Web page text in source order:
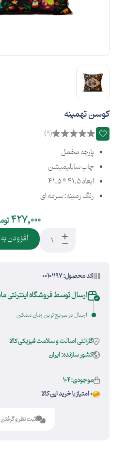
کوسن تهمینه
(9)
پارچه مخمل
چاپ سابلیمیشن
ابعاد 41.5 * 41.5
رنگ زمینه: سرمه ای
427,000
افزودن
کد محصول: 00101197
ارسال توسط فروشگاه اینترنتی
ارسال در سریع ترین زمان ممکن
گارانتی اصالت و سلامت فیزیکی کالا
کشور سازنده: ایران
موجودی:104
0 امتیاز با خرید این کالا
ثبت نظر و گرفتن